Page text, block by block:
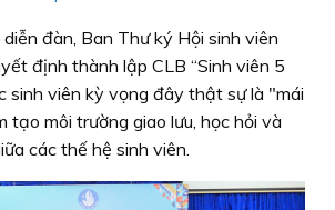
đàn, Ban Thư ký Hội sinh viên
định thành lập CLB “Sinh viên 5
sinh viên kỳ vọng đây thật sự là "mái
tạo môi trường giao lưu, học hỏi và
các thế hệ sinh viên.